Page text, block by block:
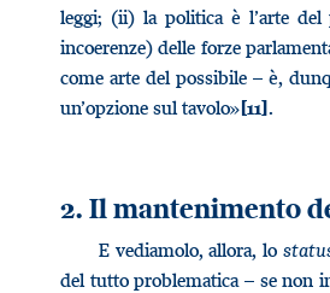
leggi; (ii) la politica è l’arte
incoerenze) delle forze
come arte del possibile – è,
un’opzione sul tavolo»[11].
2. Il mantenimento
E vediamolo, allora, lo
del tutto problematica – se non